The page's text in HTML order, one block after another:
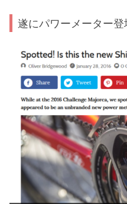
遂にパワーメーター登